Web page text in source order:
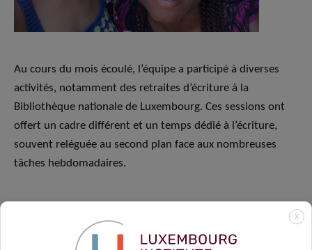
Au cours du mois écoulé, l’équipe a participé à diverses
activités, notamment des retraites d’écriture à la
Bibliothèque nationale de Luxembourg. Ces sessions ont
offert un cadre différent et un temps dédié à l’écriture,
souvent reléguée au second plan face aux nombreuses
tâches hebdomadaires.
Entre deux sessions d’écriture, nous avons également
profité du beau temps — en savourant littéralement les
X